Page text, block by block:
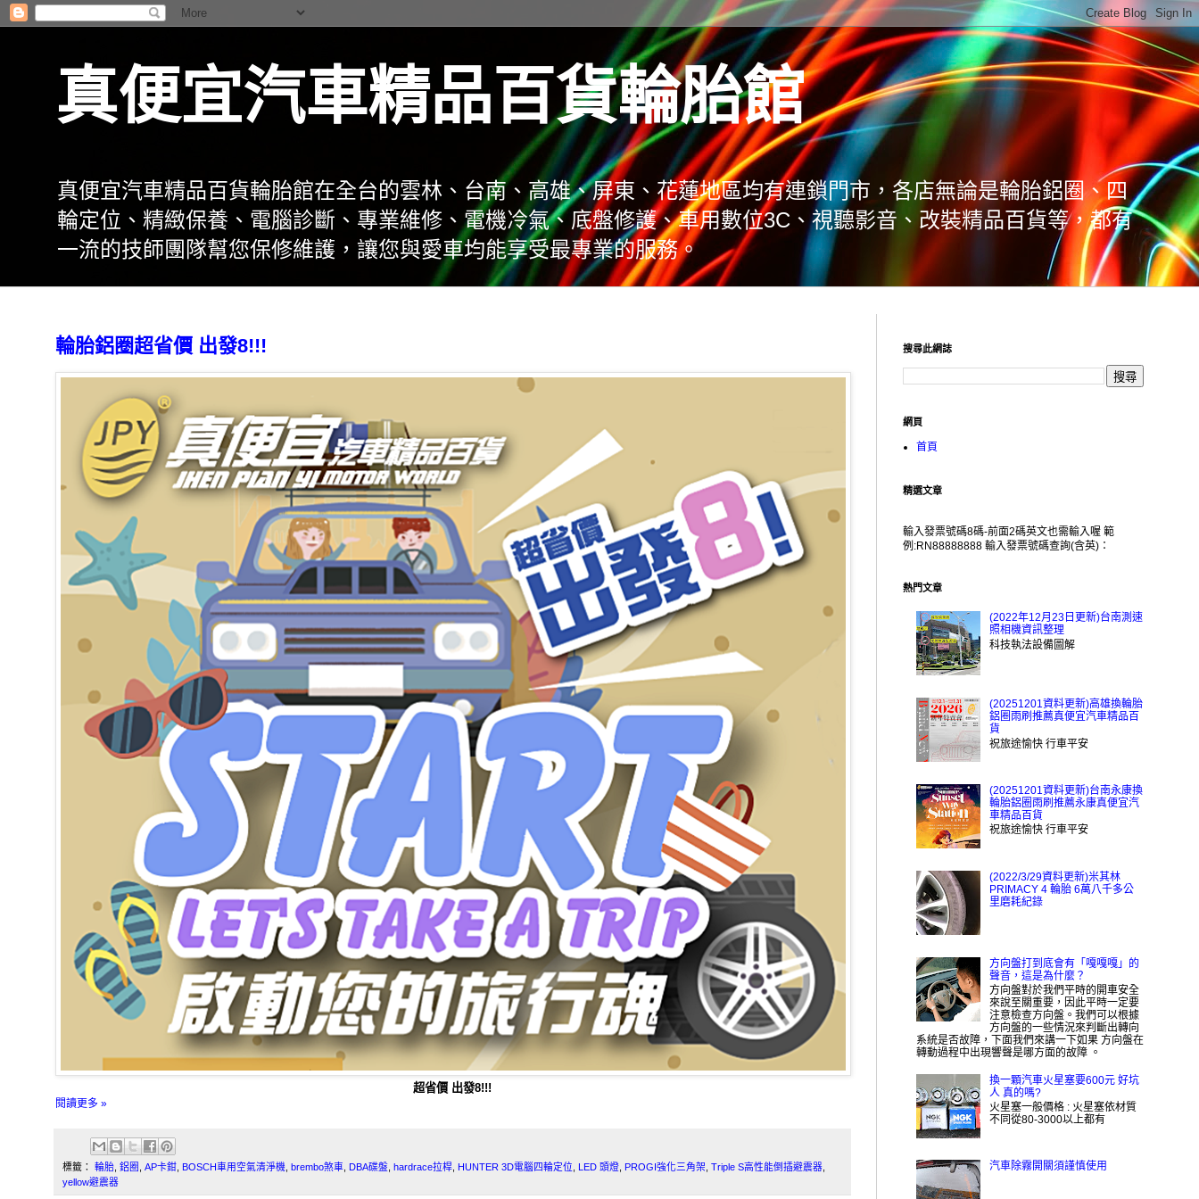
真便宜汽車精品百貨輪胎館
真便宜汽車精品百貨輪胎館在全台的雲林、台南、高雄、屏東、花蓮地區均有連鎖門市，各店無論是輪胎鋁圈、四
輪定位、精緻保養、電腦診斷、專業維修、電機冷氣、底盤修護、車用數位3C、視聽影音、改裝精品百貨等，都有
一流的技師團隊幫您保修維護，讓您與愛車均能享受最專業的服務。
輪胎鋁圈超省價 出發8!!!
超省價 出發8!!!
閱讀更多 »
標籤： 輪胎 鋁圈 AP卡鉗 BOSCH車用空氣清淨機 brembo煞車 DBA碟盤 hardrace拉桿 HUNTER 3D電腦四輪定位 LED 頭燈 PROGI強化三角架 Triple S高性能倒插避震器
yellow避震器
搜尋此網誌
網頁
首頁
精選文章
輸入發票號碼8碼-前面2碼英文也需輸入喔 範
例:RN88888888 輸入發票號碼查詢(含英)：
熱門文章
(2022年12月23日更新)台南測速
照相機資訊整理
科技執法設備圖解
(20251201資料更新)高雄換輪胎
鋁圈雨刷推薦真便宜汽車精品百
貨
祝旅途愉快 行車平安
(20251201資料更新)台南永康換
輪胎鋁圈雨刷推薦永康真便宜汽
車精品百貨
祝旅途愉快 行車平安
(2022/3/29資料更新)米其林
PRIMACY 4 輪胎 6萬八千多公
里磨耗紀錄
方向盤打到底會有「嘎嘎嘎」的
聲音，這是為什麼？
方向盤對於我們平時的開車安全
來說至關重要，因此平時一定要
注意檢查方向盤。我們可以根據
方向盤的一些情況來判斷出轉向
系統是否故障，下面我們來講一下如果 方向盤在
轉動過程中出現響聲是哪方面的故障 。
換一顆汽車火星塞要600元 好坑
人 真的嗎?
火星塞一般價格 : 火星塞依材質
不同從80-3000以上都有
汽車除霧開關須謹慎使用